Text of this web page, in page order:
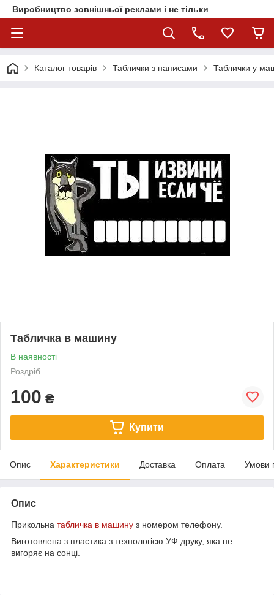
Виробництво зовнішньої реклами і не тільки
Каталог товарів Таблички з написами Таблички у
Табличка в машину
В наявності
Роздріб
100 ₴
Купити
Опис Характеристики Доставка Оплата Умови
Опис
Прикольна табличка в машину з номером телефону.
Виготовлена з пластика з технологією УФ друку, яка не
вигоряє на сонці.